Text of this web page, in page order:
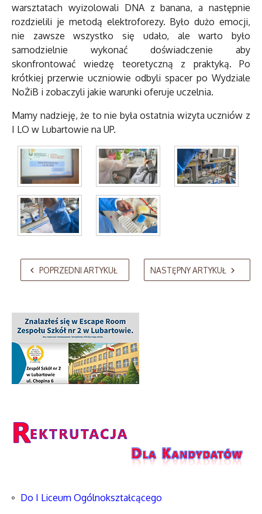
warsztatach wyizolowali DNA z banana, a następnie
rozdzielili je metodą elektroforezy. Było dużo emocji,
nie zawsze wszystko się udało, ale warto było
samodzielnie wykonać doświadczenie aby
skonfrontować wiedzę teoretyczną z praktyką. Po
krótkiej przerwie uczniowie odbyli spacer po Wydziale
NoŻiB i zobaczyli jakie warunki oferuje uczelnia.
Mamy nadzieję, że to nie była ostatnia wizyta uczniów z
I LO w Lubartowie na UP.
AdmirorGallery 5.2.0, author/sVasiljevski Kekeljevic.
POPRZEDNI ARTYKUŁ NASTĘPNY ARTYKUŁ
Do I Liceum Ogólnokształcącego